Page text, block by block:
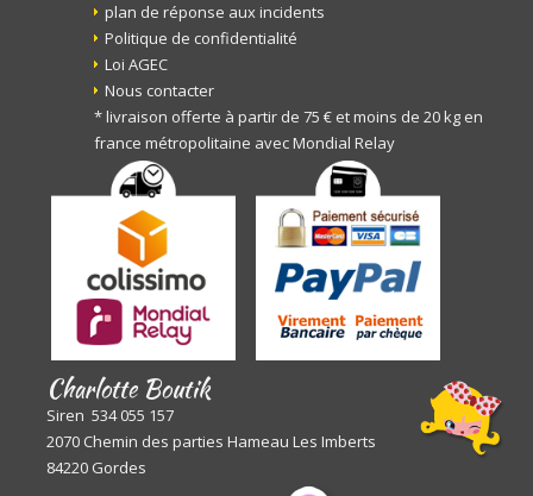
plan de réponse aux incidents
Politique de confidentialité
Loi AGEC
Nous contacter
* livraison offerte à partir de 75 € et moins de 20 kg en
france métropolitaine avec Mondial Relay
Charlotte Boutik
Siren 534 055 157
2070 Chemin des parties Hameau Les Imberts
84220 Gordes